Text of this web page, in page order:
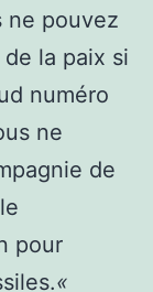
ne pouvez
la paix si
numéro
ne
de
pour
«